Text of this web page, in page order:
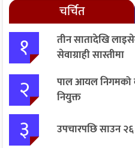
चर्चित
१
तीन सातादेखि
सेवाग्राही सास्तीमा
२
पाल आयल निगमको
नियुक्त
३ उपचारपछि साउन